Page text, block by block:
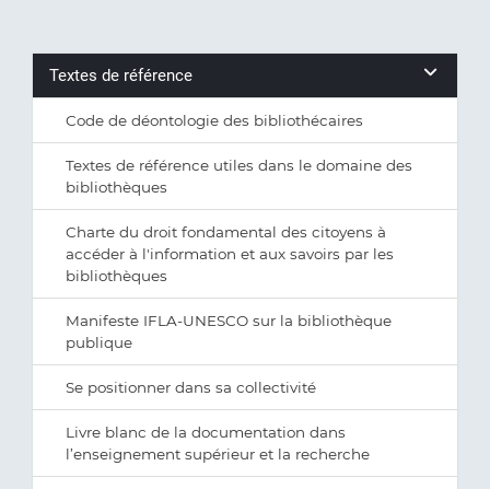
Textes de référence
Code de déontologie des bibliothécaires
Textes de référence utiles dans le domaine des
bibliothèques
Charte du droit fondamental des citoyens à
accéder à l'information et aux savoirs par les
bibliothèques
Manifeste IFLA-UNESCO sur la bibliothèque
publique
Se positionner dans sa collectivité
Livre blanc de la documentation dans
l’enseignement supérieur et la recherche